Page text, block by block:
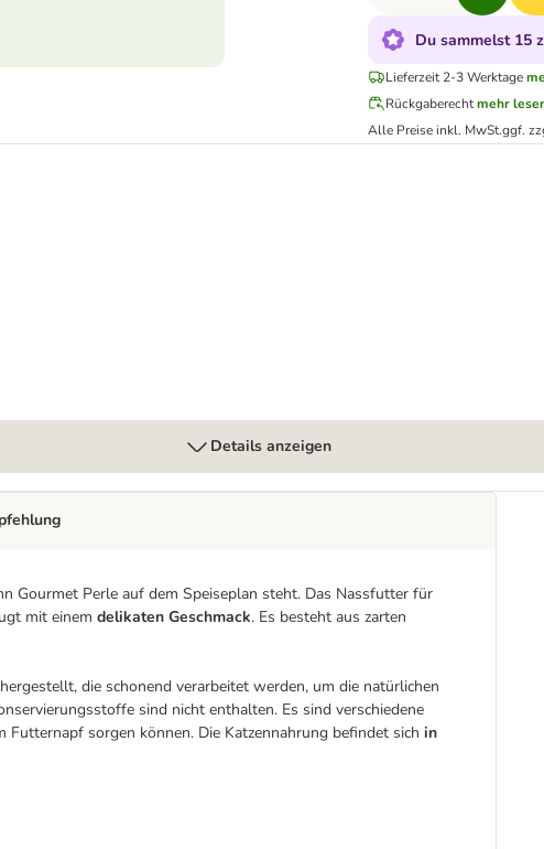
Du sammelst 15
Lieferzeit 2-3 Werktage
Rückgaberechtmehr
Alle Preise inkl. MwSt.ggf.
Details anzeigen
Gourmet Perle auf dem Speiseplan steht. Das Nassfutter für
mit einem delikaten Geschmack. Es besteht aus zarten
hergestellt, die schonend verarbeitet werden, um die natürlichen
sind nicht enthalten. Es sind verschiedene
sorgen können. Die Katzennahrung befindet sich in